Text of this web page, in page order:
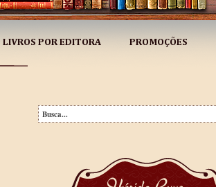
LIVROS POR EDITORA PROMOÇÕES